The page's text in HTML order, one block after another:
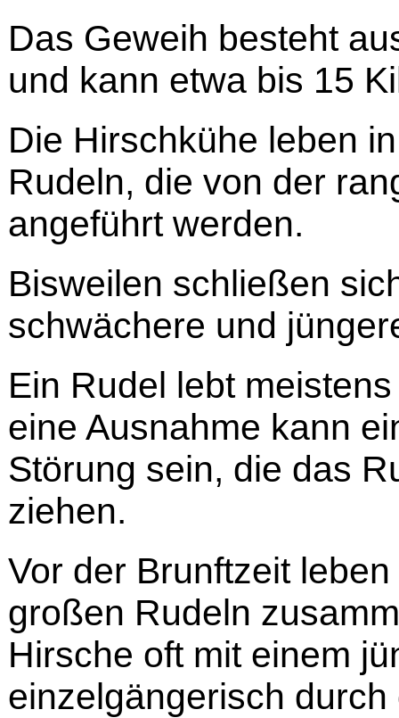
Das Geweih besteht
und kann etwa bis 15
Die Hirschkühe leben
Rudeln, die von der
angeführt werden.
Bisweilen schließen
schwächere und
Ein Rudel lebt
eine Ausnahme kann
Störung sein, die das
ziehen.
Vor der Brunftzeit
großen Rudeln
Hirsche oft mit einem
einzelgängerisch